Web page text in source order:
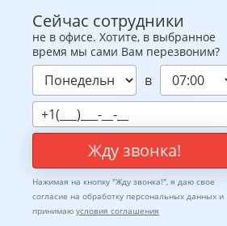
Гарантия
Настил
Производитель
Упаковка
Вес комплекта
Вес комплекта
D200мм
Сейчас сотрудники
не в офисе. Хотите, в выбранное
время мы сами Вам перезвоним?
в
Жду звонка!
Нажимая на кнопку "Жду звонка!", я даю свое
согласие на обработку персональных данных и
принимаю условия соглашения